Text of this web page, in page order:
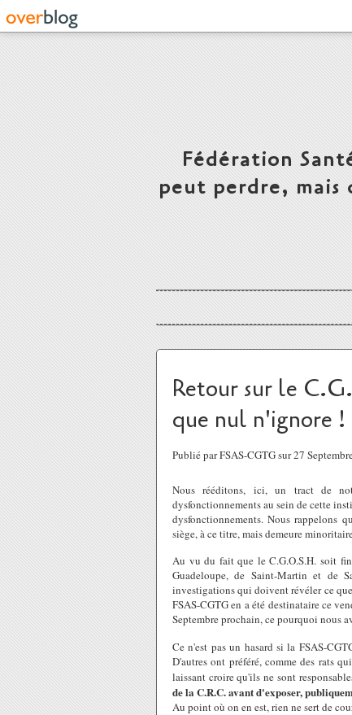
Fédération
peut perdre,
Retour sur le
que nul n'ignore !
Publié par FSAS-CGTG sur 27
Nous rééditons, ici, un tract de
dysfonctionnements au sein de cette
dysfonctionnements. Nous rappelons
siège, à ce titre, mais demeure
Au vu du fait que le C.G.O.S.H. soit
Guadeloupe, de Saint-Martin et de
investigations qui doivent révéler ce
FSAS-CGTG en a été destinataire ce
Septembre prochain, ce pourquoi nous
Ce n'est pas un hasard si la FSAS-
D'autres ont préféré, comme des rats
laissant croire qu'ils ne sont
de la C.R.C. avant d'exposer,
Au point où on en est, rien ne sert de